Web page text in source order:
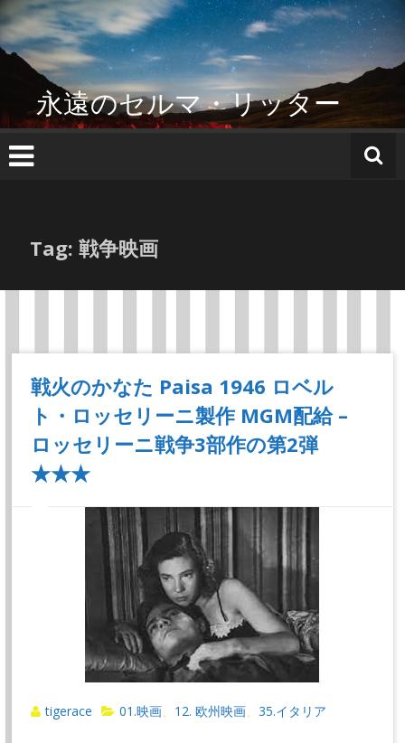
コ
ン
テ
へ
ス
キ
永遠のセルマ・リッター
Tag: 戦争映画
戦火のかなた Paisa 1946 ロベル
ト・ロッセリーニ製作 MGM配給 –
ロッセリーニ戦争3部作の第2弾
★★★
tigerace 01.映画 12. 欧州映画 、35.イタリア